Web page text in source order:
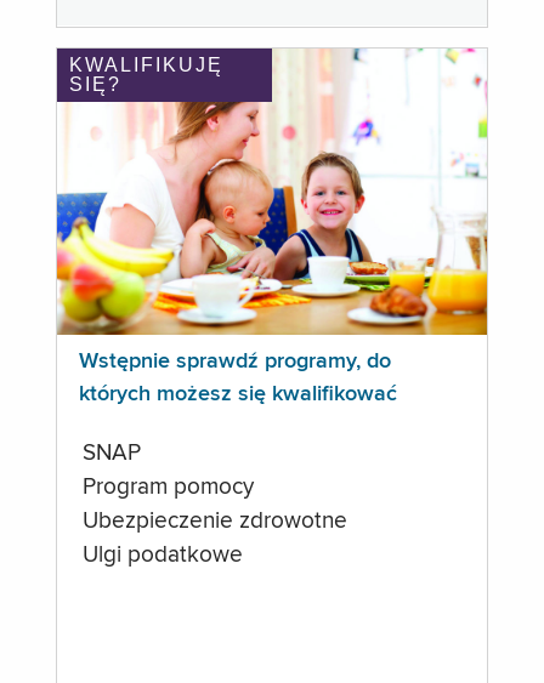
KWALIFIKUJĘ
SIĘ?
Wstępnie sprawdź programy, do
których możesz się kwalifikować
SNAP
Program pomocy
Ubezpieczenie zdrowotne
Ulgi podatkowe